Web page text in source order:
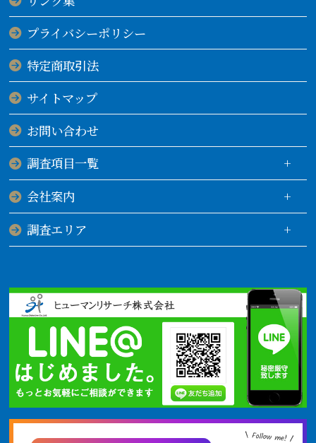
プライバシーポリシー
特定商取引法
サイトマップ
お問い合わせ
調査項目一覧
会社案内
調査エリア